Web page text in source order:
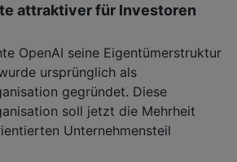
attraktiver für Investoren
OpenAI seine Eigentümerstruktur
ursprünglich als
gegründet. Diese
soll jetzt die Mehrheit
Unternehmensteil